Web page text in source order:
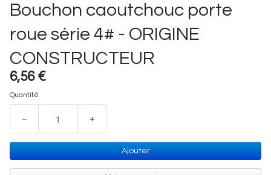
Bouchon caoutchouc porte
roue série 4# - ORIGINE
CONSTRUCTEUR
6,56 €
Quantité
− +
Ajouter